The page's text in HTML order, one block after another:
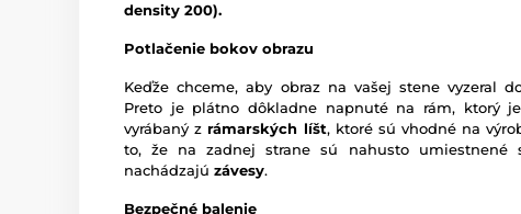
density 200).
Potlačenie bokov obrazu
Keďže chceme, aby obraz na vašej stene vyzeral
Preto je plátno dôkladne napnuté na rám, ktorý
vyrábaný z rámarských líšt, ktoré sú vhodné na
to, že na zadnej strane sú nahusto umiestnené
nachádzajú závesy.
Bezpečné balenie